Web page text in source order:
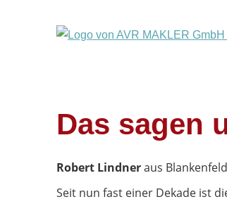
Das sagen
Robert Lindneraus
Seit nun fast einer Dekade ist